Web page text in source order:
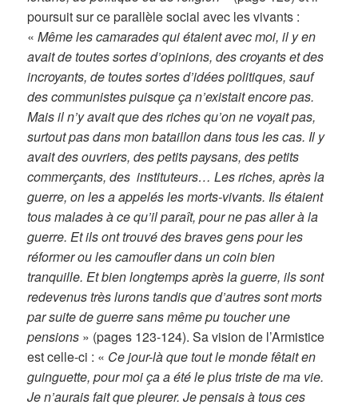
poursuit sur ce parallèle social avec les vivants :
«Même les camarades qui étaient avec moi, il y en
avait de toutes sortes d’opinions, des croyants et des
incroyants, de toutes sortes d’idées politiques, sauf
des communistes puisque ça n’existait encore pas.
Mais il n’y avait que des riches qu’on ne voyait pas,
surtout pas dans mon bataillon dans tous les cas. Il y
avait des ouvriers, des petits paysans, des petits
commerçants, des instituteurs… Les riches, après la
guerre, on les a appelés les morts-vivants. Ils étaient
tous malades à ce qu’il paraît, pour ne pas aller à la
guerre. Et ils ont trouvé des braves gens pour les
réformer ou les camoufler dans un coin bien
tranquille. Et bien longtemps après la guerre, ils sont
redevenus très lurons tandis que d’autres sont morts
par suite de guerre sans même pu toucher une
pensions » (pages 123-124). Sa vision de l’Armistice
est celle-ci : « Ce jour-là que tout le monde fêtait en
guinguette, pour moi ça a été le plus triste de ma vie.
Je n’aurais fait que pleurer. Je pensais à tous ces